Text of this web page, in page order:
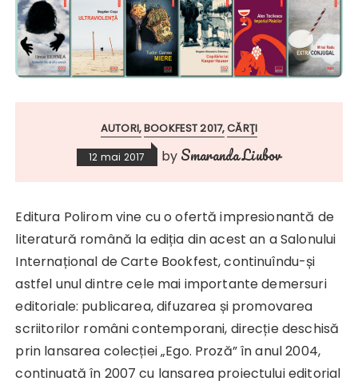
AUTORI BOOKFEST 2017 CĂRŢI
12 mai 2017 by Smaranda Liubov
Editura Polirom vine cu o ofertă impresionantă de
literatură română la ediția din acest an a Salonului
Internațional de Carte Bookfest, continuîndu-și
astfel unul dintre cele mai importante demersuri
editoriale: publicarea, difuzarea și promovarea
scriitorilor români contemporani, direcție deschisă
prin lansarea colecției „Ego. Proză” în anul 2004,
continuată în 2007 cu lansarea proiectului editorial